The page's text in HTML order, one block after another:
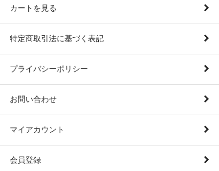
カートを見る
特定商取引法に基づく表記
プライバシーポリシー
お問い合わせ
マイアカウント
会員登録